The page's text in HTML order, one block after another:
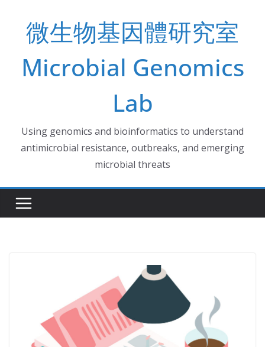
content微生物基因體研究室
Microbial Genomics
Lab
Using genomics and bioinformatics to understand
antimicrobial resistance, outbreaks, and emerging
microbial threats